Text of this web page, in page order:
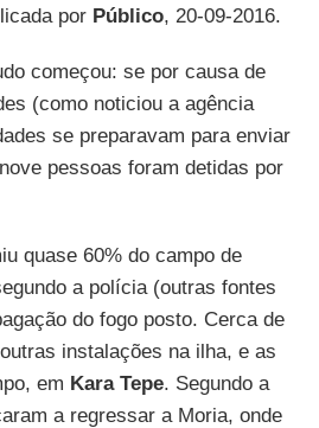
porPúblico, 20-09-2016.
começou: se por causa de
(como noticiou a agência
se preparavam para enviar
pessoas foram detidas por
quase 60% do campo de
a polícia (outras fontes
do fogo posto. Cerca de
instalações na ilha, e as
em Kara Tepe. Segundo a
a regressar a Moria, onde